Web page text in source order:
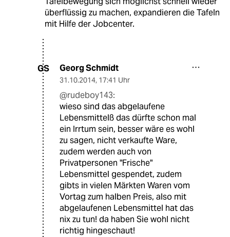
überflüssig zu machen, expandieren die Tafeln
mit Hilfe der Jobcenter.
GS Georg Schmidt
31.10.2014, 17:41 Uhr
@rudeboy143:
wieso sind das abgelaufene
Lebensmittelß das dürfte schon mal
ein Irrtum sein, besser wäre es wohl
zu sagen, nicht verkaufte Ware,
zudem werden auch von
Privatpersonen "Frische"
Lebensmittel gespendet, zudem
gibts in vielen Märkten Waren vom
Vortag zum halben Preis, also mit
abgelaufenen Lebensmittel hat das
nix zu tun! da haben Sie wohl nicht
richtig hingeschaut!